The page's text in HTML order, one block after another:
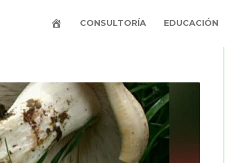
CONSULTORÍA EDUCACIÓN